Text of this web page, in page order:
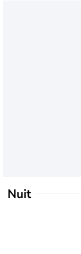
Nuit